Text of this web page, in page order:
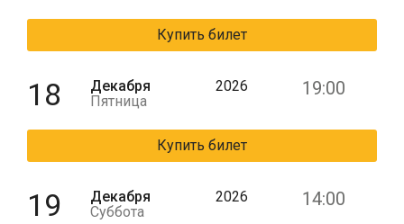
Купить билет
18
Декабря
Пятница
2026 19:00
Купить билет
19
Декабря
Суббота
2026 14:00